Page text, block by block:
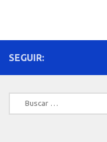
SEGUIR:
Buscar: